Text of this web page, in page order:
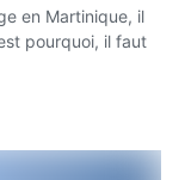
en Martinique, il
pourquoi, il faut